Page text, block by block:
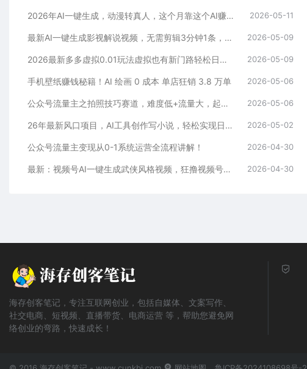
2026年AI一键生成，动漫转真人，这个月靠这个AI赚了2W+ 2026-05-11
最新AI一键生成影视解说视频，无需剪辑3分钟1条，条条爆款，多平台变现日入2000+ 2026-05-09
2026最新多多虚拟0.01玩法虚拟也有新门路轻松日入2500! 2026-05-09
手机壁纸赚钱秘籍！AI 绘画 0 成本 单店狂销 3.8 万单 2026-05-06
公众号流量主之拍照技巧赛道，难度低+流量大，起号第一篇就爆了10w阅读！ 2026-05-06
26年最新风口项目，AI工具创作写小说，轻松实现日入1000+ 2026-05-02
公众号流量主变现从0-1系统运营全流程讲解！ 2026-04-30
最新：视频号AI一键生成武侠风格视频，狂撸视频号分成收益，学完轻松日入1000+ 2026-04-30
海存创客笔记，专注互联网创业，包括自媒体、文案写作、
社交电商、短视频、直播带货、电商运营 等，帮助您避免网
络创业的弯路，快速成长！